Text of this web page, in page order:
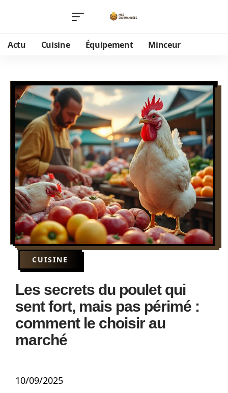
Actu Cuisine Équipement Minceur
CUISINE
Les secrets du poulet qui
sent fort, mais pas périmé :
comment le choisir au
marché
10/09/2025